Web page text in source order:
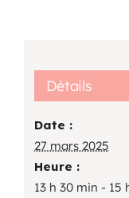
Détails
Date :
27 mars 2025
Heure :
13 h 30 min - 15